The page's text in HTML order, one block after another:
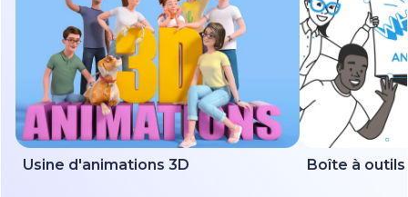
Usine d'animations 3D